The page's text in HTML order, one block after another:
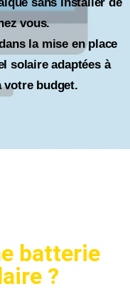
vous.
la mise en place
solaire adaptées à
votre budget.
batterie
?